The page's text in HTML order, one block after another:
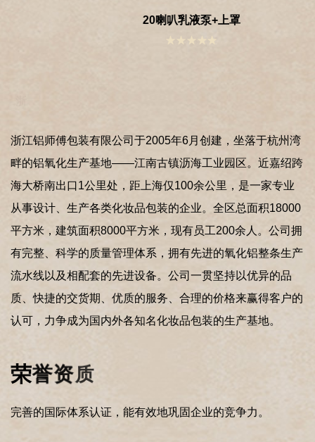
20喇叭乳液泵+上罩
浙江铝师傅包装有限公司于2005年6月创建，坐落于杭州湾
畔的铝氧化生产基地——江南古镇沥海工业园区。近嘉绍跨
海大桥南出口1公里处，距上海仅100余公里，是一家专业
从事设计、生产各类化妆品包装的企业。全区总面积18000
平方米，建筑面积8000平方米，现有员工200余人。公司拥
有完整、科学的质量管理体系，拥有先进的氧化铝整条生产
流水线以及相配套的先进设备。公司一贯坚持以优异的品
质、快捷的交货期、优质的服务、合理的价格来赢得客户的
认可，力争成为国内外各知名化妆品包装的生产基地。
完善的国际体系认证，能有效地巩固企业的竞争力。